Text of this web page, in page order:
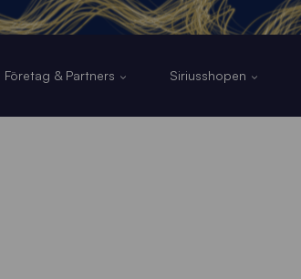
Företag & Partners Siriusshopen